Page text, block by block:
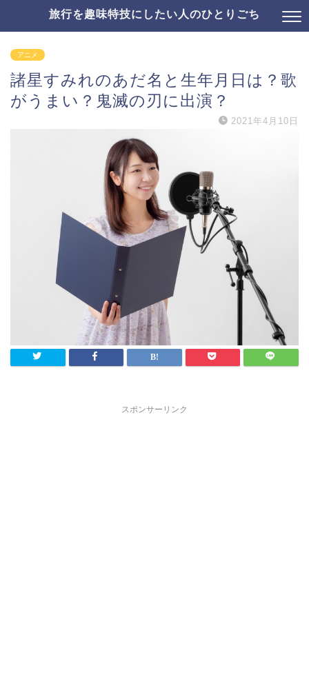
旅行を趣味特技にしたい人のひとりごち
アニメ
諸星すみれのあだ名と生年月日は？歌
がうまい？鬼滅の刃に出演？
2021年4月10日
スポンサーリンク